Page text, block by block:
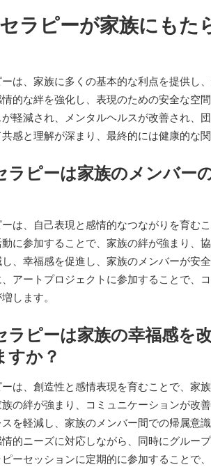
ラピーが家族にもた
は、家族に多くの基本的な利点を提供し
的な絆を強化し、表現のための安全な空
軽減され、メンタルヘルスが改善され、
感と理解が深まり、最終的には健康的な関
ラピーは家族のメンバー
は、自己表現と感情的なつながりを育む
に参加することで、家族の絆が強まり、
、幸福感を促進し、家族のメンバーが安
、アートプロジェクトに参加することで、
します。
ラピーは家族の幸福感を
すか？
は、創造性と感情表現を育むことで、家
の絆が強まり、コミュニケーションが改
を軽減し、家族のメンバー間での帰属意
的ニーズに対応しながら、同時にグルー
ーセッションに定期的に参加することで